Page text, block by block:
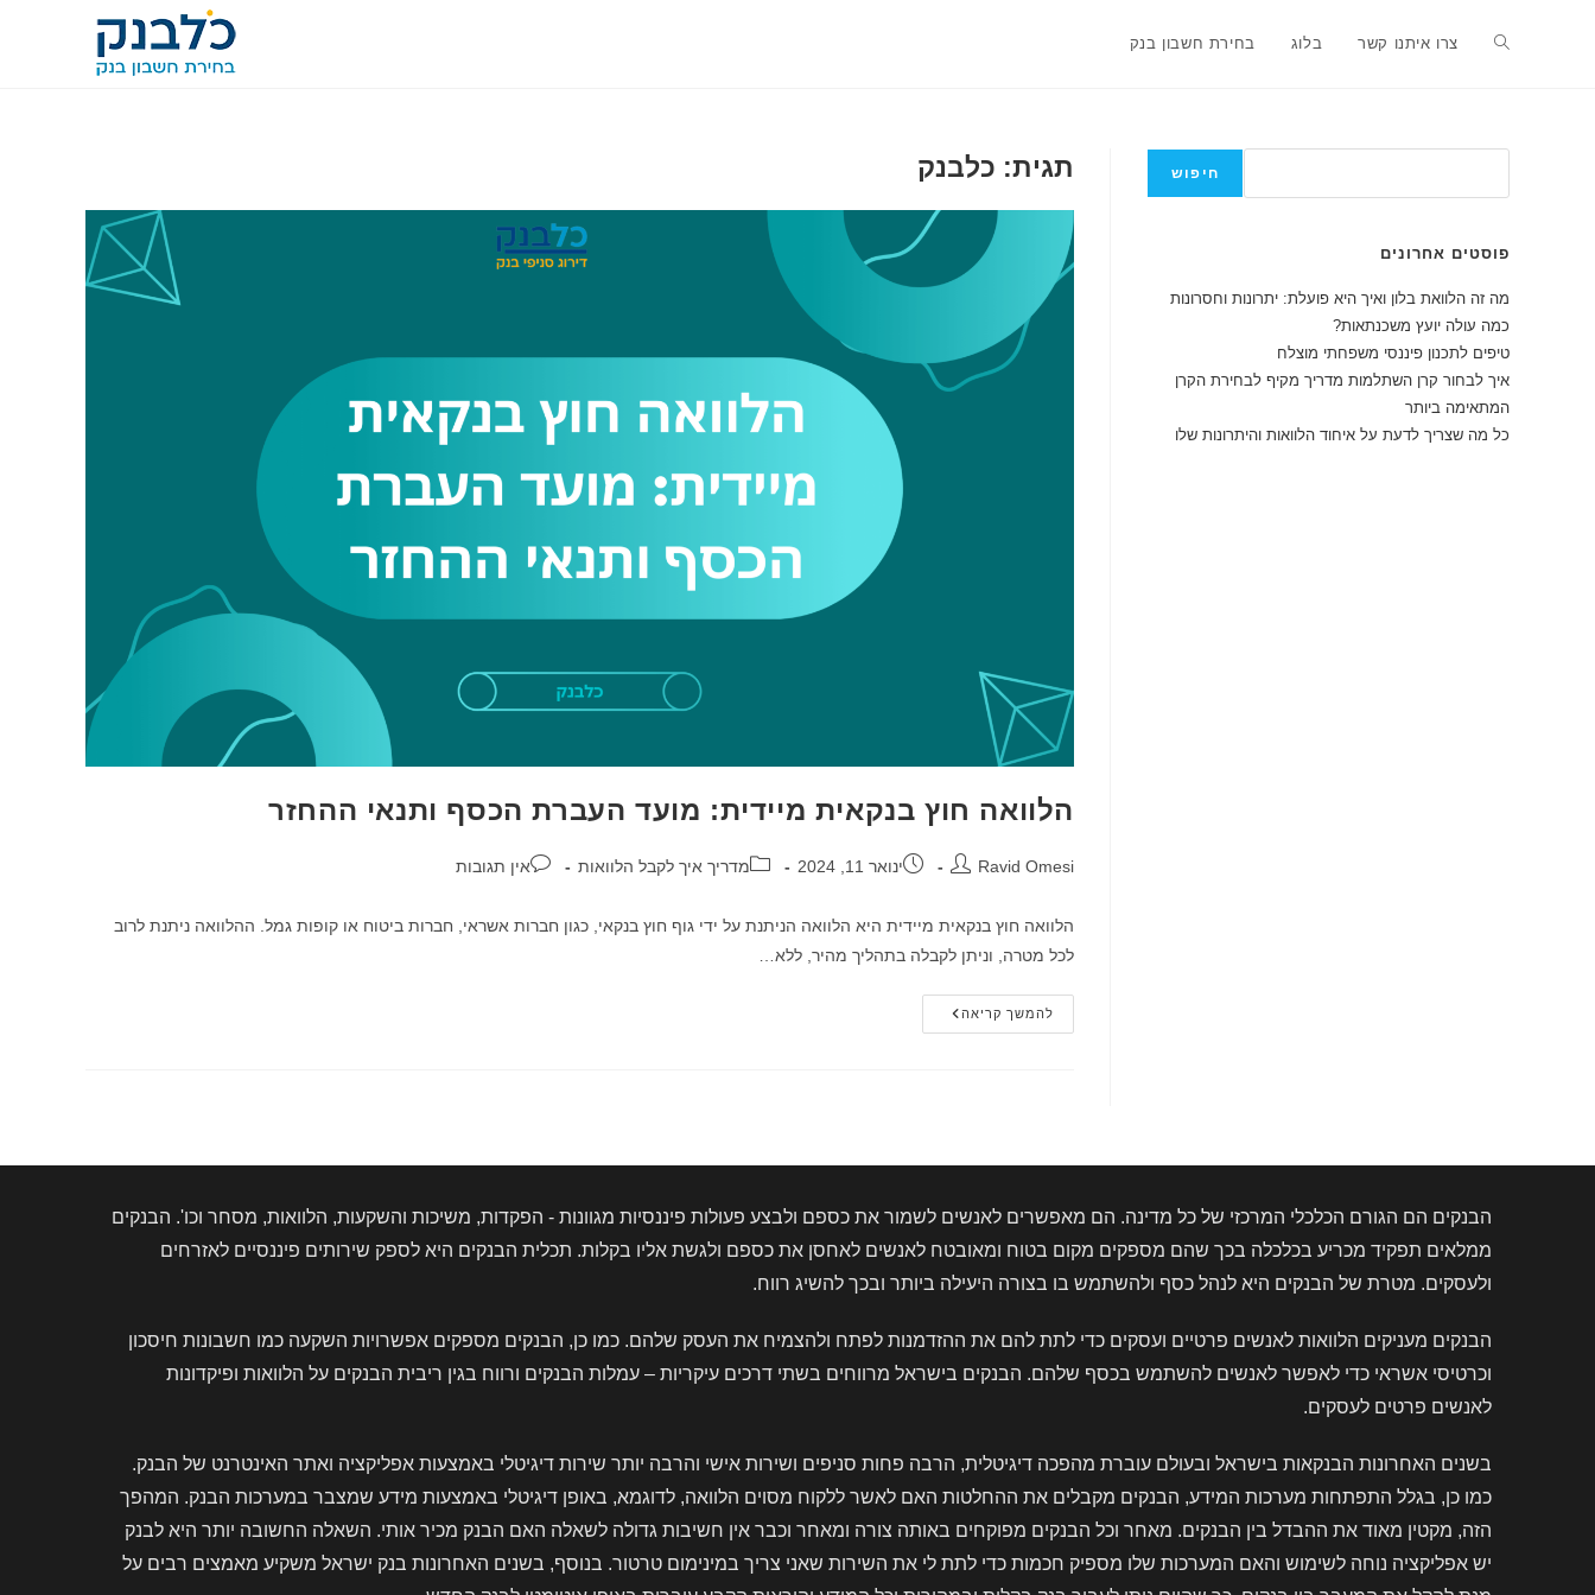
בחירת חשבון בנק בלוג צרו איתנו קשר Toggle
תגית: כלבנק
הלוואה חוץ בנקאית מיידית: מועד העברת הכסף ותנאי ההחזר
מחבר:
Ravid Omesi פורסם:
ינואר 11, 2024 קטגוריה:
מדריך איך לקבל הלוואות תגובות:אין תגובות
הלוואה חוץ בנקאית מיידית היא הלוואה הניתנת על ידי גוף חוץ בנקאי, כגון חברות אשראי, חברות ביטוח או קופות גמל. ההלוואה ניתנת לרוב
לכל מטרה, וניתן לקבלה בתהליך מהיר, ללא…
להמשך קריאההלוואה
חוץ
חיפוש
פוסטים אחרונים
מה זה הלוואת בלון ואיך היא פועלת: יתרונות וחסרונות
כמה עולה יועץ משכנתאות?
טיפים לתכנון פיננסי משפחתי מוצלח
איך לבחור קרן השתלמות מדריך מקיף לבחירת הקרן
המתאימה ביותר
כל מה שצריך לדעת על איחוד הלוואות והיתרונות שלו
הבנקים הם הגורם הכלכלי המרכזי של כל מדינה. הם מאפשרים לאנשים לשמור את כספם ולבצע פעולות פיננסיות מגוונות - הפקדות, משיכות והשקעות, הלוואות, מסחר וכו'. הבנקים
ממלאים תפקיד מכריע בכלכלה בכך שהם מספקים מקום בטוח ומאובטח לאנשים לאחסן את כספם ולגשת אליו בקלות. תכלית הבנקים היא לספק שירותים פיננסיים לאזרחים
ולעסקים. מטרת של הבנקים היא לנהל כסף ולהשתמש בו בצורה היעילה ביותר ובכך להשיג רווח.
הבנקים מעניקים הלוואות לאנשים פרטיים ועסקים כדי לתת להם את ההזדמנות לפתח ולהצמיח את העסק שלהם. כמו כן, הבנקים מספקים אפשרויות השקעה כמו חשבונות חיסכון
וכרטיסי אשראי כדי לאפשר לאנשים להשתמש בכסף שלהם. הבנקים בישראל מרווחים בשתי דרכים עיקריות – עמלות הבנקים ורווח בגין ריבית הבנקים על הלוואות ופיקדונות
לאנשים פרטים לעסקים.
בשנים האחרונות הבנקאות בישראל ובעולם עוברת מהפכה דיגיטלית, הרבה פחות סניפים ושירות אישי והרבה יותר שירות דיגיטלי באמצעות אפליקציה ואתר האינטרנט של הבנק.
כמו כן, בגלל התפתחות מערכות המידע, הבנקים מקבלים את ההחלטות האם לאשר ללקוח מסוים הלוואה, לדוגמא, באופן דיגיטלי באמצעות מידע שמצבר במערכות הבנק. המהפך
הזה, מקטין מאוד את ההבדל בין הבנקים. מאחר וכל הבנקים מפוקחים באותה צורה ומאחר וכבר אין חשיבות גדולה לשאלה האם הבנק מכיר אותי. השאלה החשובה יותר היא לבנק
יש אפליקציה נוחה לשימוש והאם המערכות שלו מספיק חכמות כדי לתת לי את השירות שאני צריך במינימום טרטור. בנוסף, בשנים האחרונות בנק ישראל משקיע מאמצים רבים על